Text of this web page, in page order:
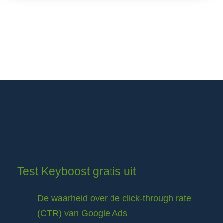
Test Keyboost gratis uit
De waarheid over de click-through rate
(CTR) van Google Ads